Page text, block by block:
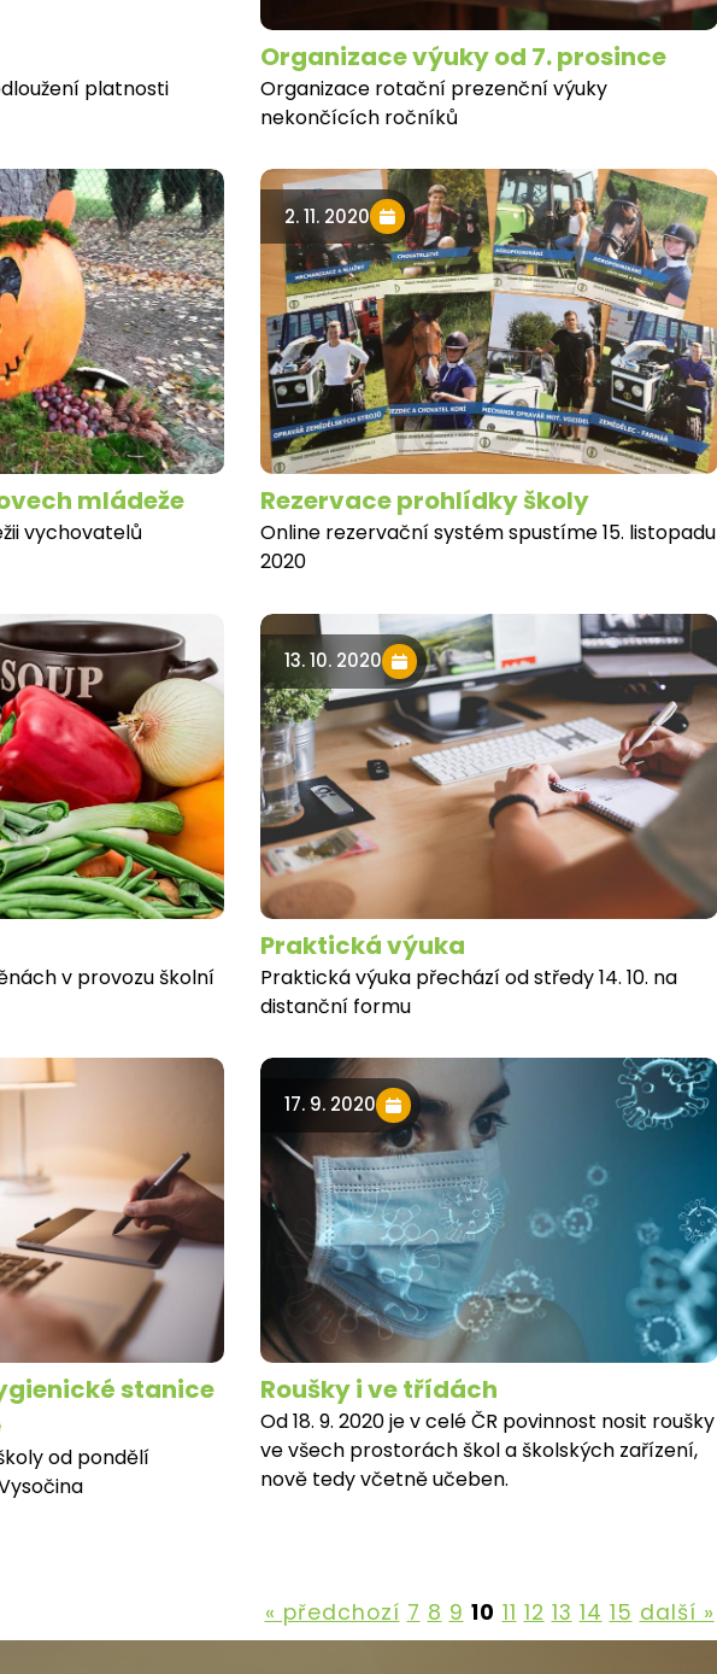
platnosti
Organizace výuky od 7. prosince
Organizace rotační prezenční výuky
nekončících ročníků
mládeže
vychovatelů
2. 11. 2020
Rezervace prohlídky školy
Online rezervační systém spustíme 15. listopadu
2020
v provozu školní
13. 10. 2020
Praktická výuka
Praktická výuka přechází od středy 14. 10. na
distanční formu
stanice
od pondělí
Vysočina
17. 9. 2020
Roušky i ve třídách
Od 18. 9. 2020 je v celé ČR povinnost nosit roušky
ve všech prostorách škol a školských zařízení,
nově tedy včetně učeben.
« předchozí 7 8 9 10 11 12 13 14 15 další »